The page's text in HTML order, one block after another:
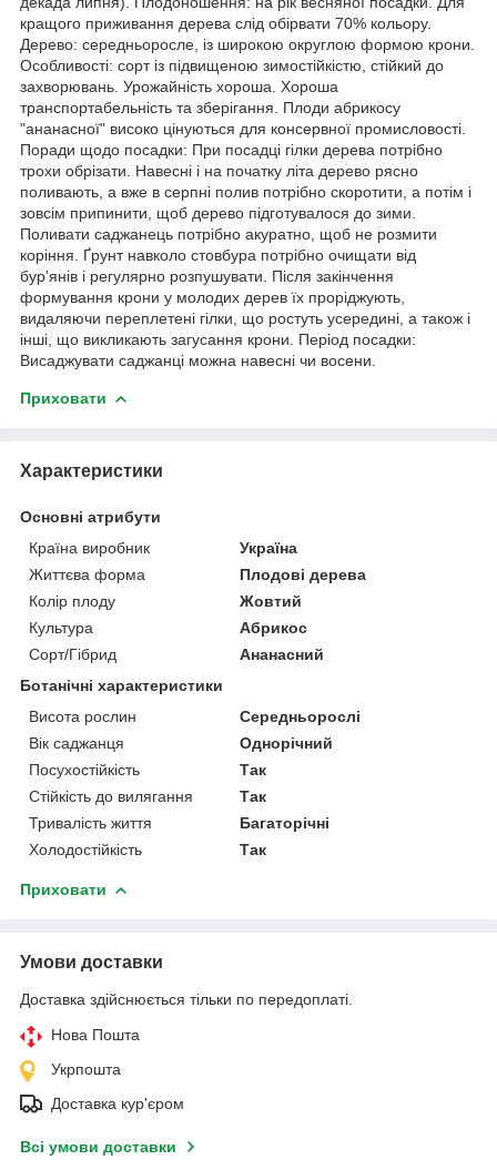
кращого приживання дерева слід обірвати 70% кольору.
Дерево: середньоросле, із широкою округлою формою крони.
Особливості: сорт із підвищеною зимостійкістю, стійкий до
захворювань. Урожайність хороша. Хороша
транспортабельність та зберігання. Плоди абрикосу
"ананасної" високо цінуються для консервної промисловості.
Поради щодо посадки: При посадці гілки дерева потрібно
трохи обрізати. Навесні і на початку літа дерево рясно
поливають, а вже в серпні полив потрібно скоротити, а потім і
зовсім припинити, щоб дерево підготувалося до зими.
Поливати саджанець потрібно акуратно, щоб не розмити
коріння. Ґрунт навколо стовбура потрібно очищати від
бур'янів і регулярно розпушувати. Після закінчення
формування крони у молодих дерев їх проріджують,
видаляючи переплетені гілки, що ростуть усередині, а також і
інші, що викликають загусання крони. Період посадки:
Висаджувати саджанці можна навесні чи восени.
Приховати
Характеристики
Основні атрибути
Країна виробник
Україна
Життєва форма
Плодові дерева
Колір плоду
Жовтий
Культура
Абрикос
Сорт/Гібрид
Ананасний
Ботанічні характеристики
Висота рослин
Середньорослі
Вік саджанця
Однорічний
Посухостійкість
Так
Стійкість до вилягання
Так
Тривалість життя
Багаторічні
Холодостійкість
Так
Приховати
Умови доставки
Доставка здійснюється тільки по передоплаті.
Нова Пошта
Укрпошта
Доставка кур'єром
Всі умови доставки